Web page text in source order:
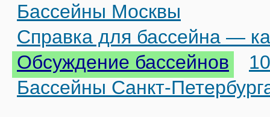
Бассейны Москвы
Справка для бассейна —
Обсуждение бассейнов
Бассейны Санкт-